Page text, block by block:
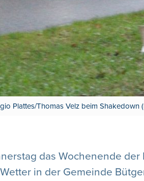
Plattes/Thomas Velz beim Shakedown
das Wochenende
in der Gemeinde